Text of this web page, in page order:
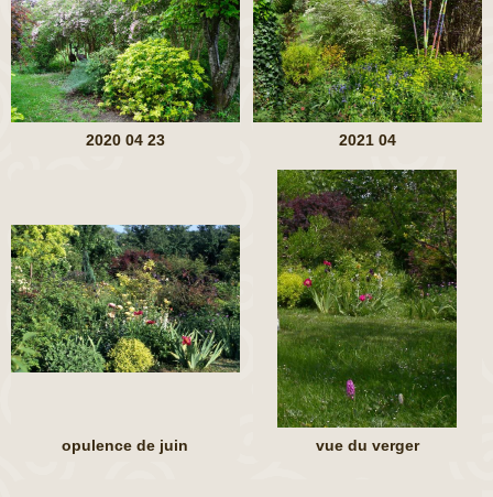
2020 04 23 2021 04
opulence de juin vue du verger